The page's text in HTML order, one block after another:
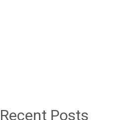
Recent Posts